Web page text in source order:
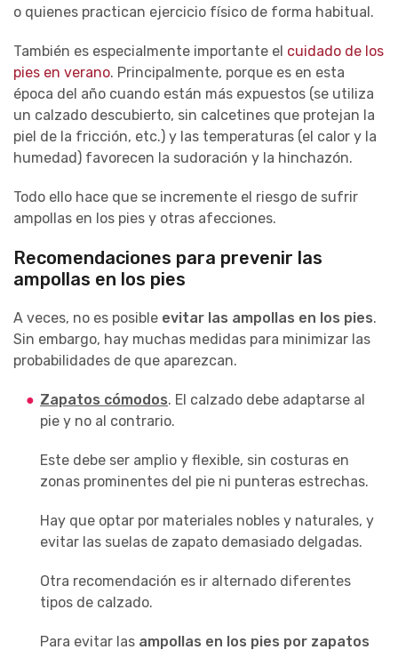
o quienes practican ejercicio físico de forma habitual.
También es especialmente importante el cuidado de los
pies en verano. Principalmente, porque es en esta
época del año cuando están más expuestos (se utiliza
un calzado descubierto, sin calcetines que protejan la
piel de la fricción, etc.) y las temperaturas (el calor y la
humedad) favorecen la sudoración y la hinchazón.
Todo ello hace que se incremente el riesgo de sufrir
ampollas en los pies y otras afecciones.
Recomendaciones para prevenir las
ampollas en los pies
A veces, no es posible evitar las ampollas en los pies.
Sin embargo, hay muchas medidas para minimizar las
probabilidades de que aparezcan.
Zapatos cómodos. El calzado debe adaptarse al
pie y no al contrario.
Este debe ser amplio y flexible, sin costuras en
zonas prominentes del pie ni punteras estrechas.
Hay que optar por materiales nobles y naturales, y
evitar las suelas de zapato demasiado delgadas.
Otra recomendación es ir alternado diferentes
tipos de calzado.
Para evitar las ampollas en los pies por zapatos